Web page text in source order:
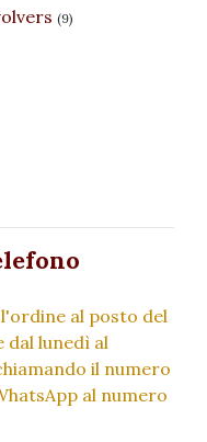
(9)
al posto del
dal lunedì al
il numero
al numero